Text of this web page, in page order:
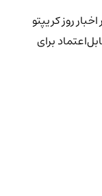
روز کریپتو
برای